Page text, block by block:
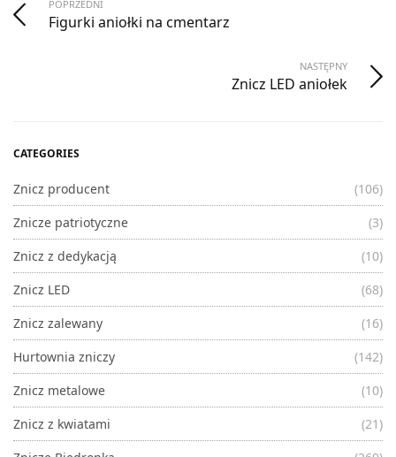
POPRZEDNI
Figurki aniołki na cmentarz
NASTĘPNY
Znicz LED aniołek
CATEGORIES
Znicz producent
(106)
Znicze patriotyczne
(3)
Znicz z dedykacją
(10)
Znicz LED
(68)
Znicz zalewany
(16)
Hurtownia zniczy
(142)
Znicz metalowe
(10)
Znicz z kwiatami
(21)